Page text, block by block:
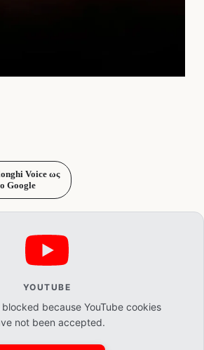
Voice ως
Google
YOUTUBE
because YouTube cookies
not been accepted.